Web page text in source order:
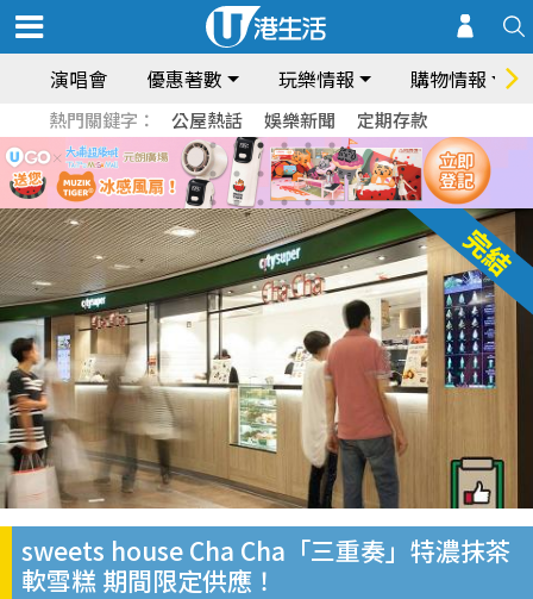
演唱會 優惠著數 玩樂情報 購物情報
熱門關鍵字： 公屋熱話 娛樂新聞 定期存款
sweets house Cha Cha「三重奏」特濃抹茶
軟雪糕 期間限定供應！